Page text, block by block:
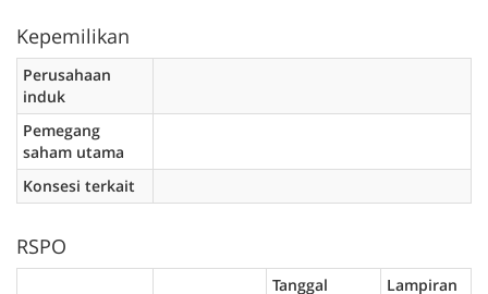
Kepemilikan
Perusahaan
induk
Pemegang
saham utama
Konsesi terkait
RSPO
Tanggal Lampiran